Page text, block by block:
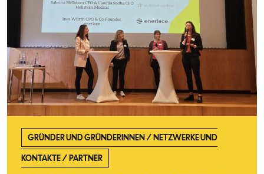
GRÜNDER UND GRÜNDERINNEN / NETZWERKE UND
KONTAKTE/ PARTNER